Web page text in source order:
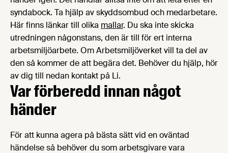
syndabock. Ta hjälp av skyddsombud och medarbetare.
Här finns länkar till olika mallar. Du ska inte skicka
utredningen någonstans, den är till för ert interna
arbetsmiljöarbete. Om Arbetsmiljöverket vill ta del av
den så kommer de att begära det. Behöver du hjälp, hör
av dig till nedan kontakt på Li.
Var förberedd innan något
händer
För att kunna agera på bästa sätt vid en oväntad
händelse så behöver du som arbetsgivare vara